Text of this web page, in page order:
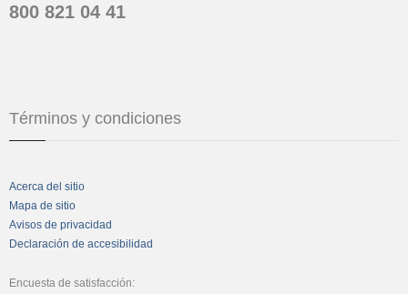
800 821 04 41
Términos y condiciones
Acerca del sitio
Mapa de sitio
Avisos de privacidad
Declaración de accesibilidad
Encuesta de satisfacción: